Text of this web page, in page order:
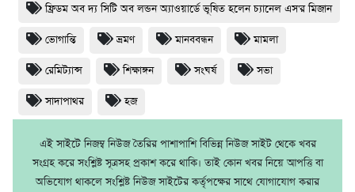
ফ্রিডম অব দ্য সিটি অব লন্ডন অ্যাওয়ার্ডে ভূষিত হলেন চ্যানেল এস'র মিজান
ভোগান্তি ভ্রমণ মানববন্ধন মামলা
রেমিট্যান্স শিক্ষাঙ্গন সংঘর্ষ সভা
সাদাপাথর হজ
এই সাইটে নিজম্ব নিউজ তৈরির পাশাপাশি বিভিন্ন নিউজ সাইট থেকে খবর
সংগ্রহ করে সংশ্লিষ্ট সূত্রসহ প্রকাশ করে থাকি। তাই কোন খবর নিয়ে আপত্তি বা
অভিযোগ থাকলে সংশ্লিষ্ট নিউজ সাইটের কর্তৃপক্ষের সাথে যোগাযোগ করার